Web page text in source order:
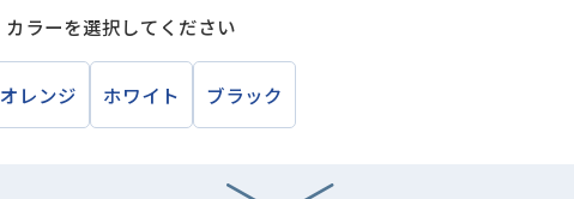
カラーを選択してください
オレンジ ホワイト ブラック